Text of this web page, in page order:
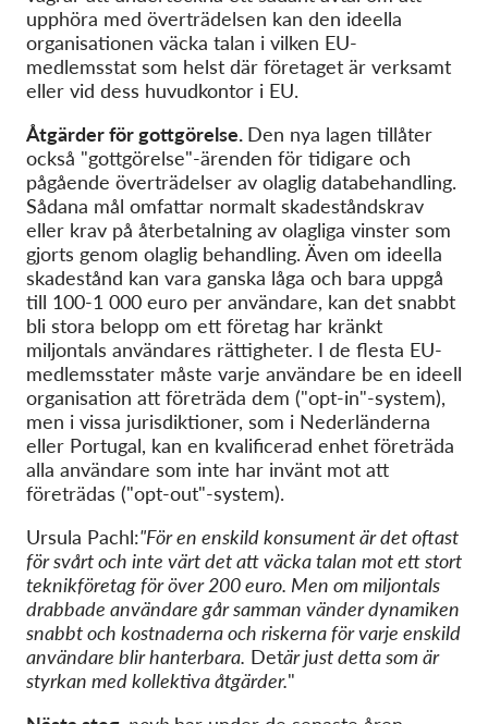
upphöra med överträdelsen kan den ideella
organisationen väcka talan i vilken EU-
medlemsstat som helst där företaget är verksamt
eller vid dess huvudkontor i EU.
Åtgärder för gottgörelse. Den nya lagen tillåter
också "gottgörelse"-ärenden för tidigare och
pågående överträdelser av olaglig databehandling.
Sådana mål omfattar normalt skadeståndskrav
eller krav på återbetalning av olagliga vinster som
gjorts genom olaglig behandling. Även om ideella
skadestånd kan vara ganska låga och bara uppgå
till 100-1 000 euro per användare, kan det snabbt
bli stora belopp om ett företag har kränkt
miljontals användares rättigheter. I de flesta EU-
medlemsstater måste varje användare be en ideell
organisation att företräda dem ("opt-in"-system),
men i vissa jurisdiktioner, som i Nederländerna
eller Portugal, kan en kvalificerad enhet företräda
alla användare som inte har invänt mot att
företrädas ("opt-out"-system).
Ursula Pachl:"För en enskild konsument är det oftast
för svårt och inte värt det att väcka talan mot ett stort
teknikföretag för över 200 euro. Men om miljontals
drabbade användare går samman vänder dynamiken
snabbt och kostnaderna och riskerna för varje enskild
användare blir hanterbara. Detär just detta som är
styrkan med kollektiva åtgärder."